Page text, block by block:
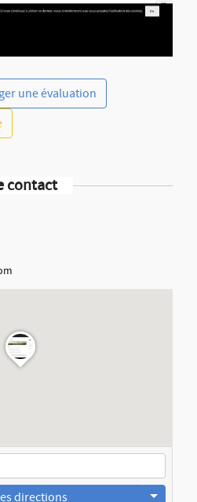
une évaluation
contact
directions